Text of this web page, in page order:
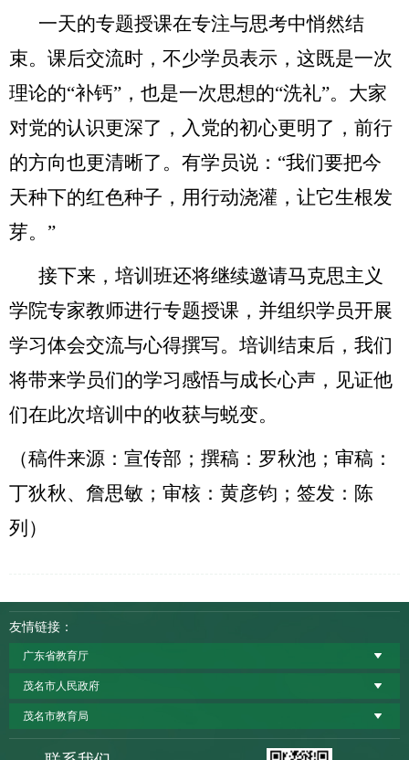
一天的专题授课在专注与思考中悄然结
束。课后交流时，不少学员表示，这既是一次
理论的“补钙”，也是一次思想的“洗礼”。大家
对党的认识更深了，入党的初心更明了，前行
的方向也更清晰了。有学员说：“我们要把今
天种下的红色种子，用行动浇灌，让它生根发
芽。”
接下来，培训班还将继续邀请马克思主义
学院专家教师进行专题授课，并组织学员开展
学习体会交流与心得撰写。培训结束后，我们
将带来学员们的学习感悟与成长心声，见证他
们在此次培训中的收获与蜕变。
（稿件来源：宣传部；撰稿：罗秋池；审稿：
丁狄秋、詹思敏；审核：黄彦钧；签发：陈
列）
友情链接：
广东省教育厅
茂名市人民政府
茂名市教育局